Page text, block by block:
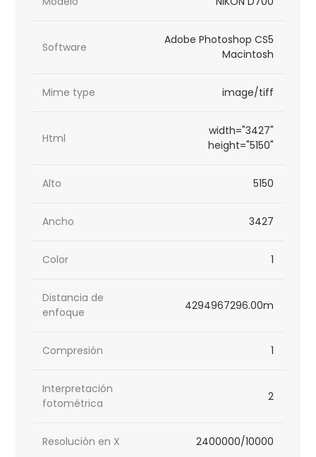
Software
Adobe Photoshop CS5
Macintosh
Mime type image/tiff
Html
width="3427"
height="5150"
Alto 5150
Ancho 3427
Color 1
Distancia de
enfoque
4294967296.00m
Compresión 1
Interpretación
fotométrica
2
Resolución en X 2400000/10000